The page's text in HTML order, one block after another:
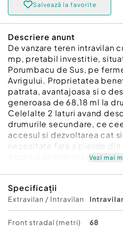
Salvează la favorite
Descriere anunt
De vanzare teren intravilan
mp, pretabil investitie,
Porumbacu de Sus, pe
Avrigului. Proprietatea
patrata, avantajoasa si o
generoasa de 68,18 ml la
Celelalte 2 laturi avand
drumurile secundare, ce
accesul si dezvoltarea cat
necesitate fara a pierde din
Accesul se realizeaza usor
cu apa exista posibilitatea
adancime de 5-7 metri, iar
canalizare se recomanda
septice, asigurand astfel o
Vezi mai
Specificații
Extravilan / Intravilan
Front stradal (metri) 68